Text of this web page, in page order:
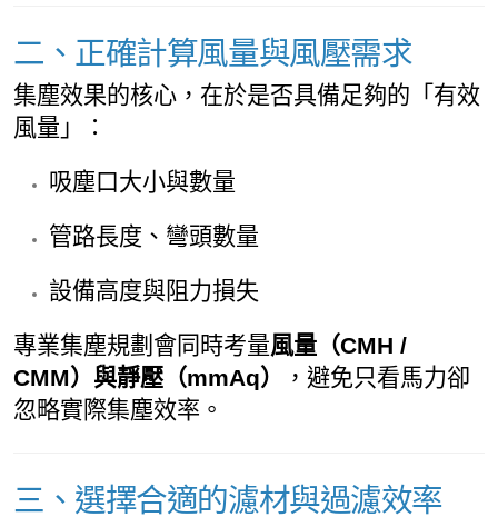
二、正確計算風量與風壓需求
集塵效果的核心，在於是否具備足夠的「有效
風量」：
吸塵口大小與數量
管路長度、彎頭數量
設備高度與阻力損失
專業集塵規劃會同時考量風量（CMH /
CMM）與靜壓（mmAq）
，避免只看馬力卻
忽略實際集塵效率。
三、選擇合適的濾材與過濾效率